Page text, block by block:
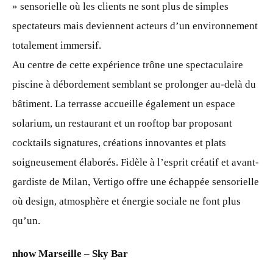
» sensorielle où les clients ne sont plus de simples
spectateurs mais deviennent acteurs d’un environnement
totalement immersif.
Au centre de cette expérience trône une spectaculaire
piscine à débordement semblant se prolonger au-delà du
bâtiment. La terrasse accueille également un espace
solarium, un restaurant et un rooftop bar proposant
cocktails signatures, créations innovantes et plats
soigneusement élaborés. Fidèle à l’esprit créatif et avant-
gardiste de Milan, Vertigo offre une échappée sensorielle
où design, atmosphère et énergie sociale ne font plus
qu’un.
nhow Marseille – Sky Bar